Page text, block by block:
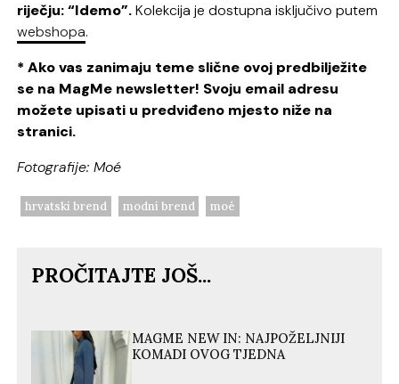
riječju: “Idemo”.Kolekcija je dostupna isključivo putem
webshopa.
* Ako vas zanimaju teme slične ovoj predbilježite
se na MagMe newsletter! Svoju email adresu
možete upisati u predviđeno mjesto niže na
stranici.
Fotografije: Moé
hrvatski brend modni brend moé
PROČITAJTE JOŠ...
MAGME NEW IN: NAJPOŽELJNIJI
KOMADI OVOG TJEDNA